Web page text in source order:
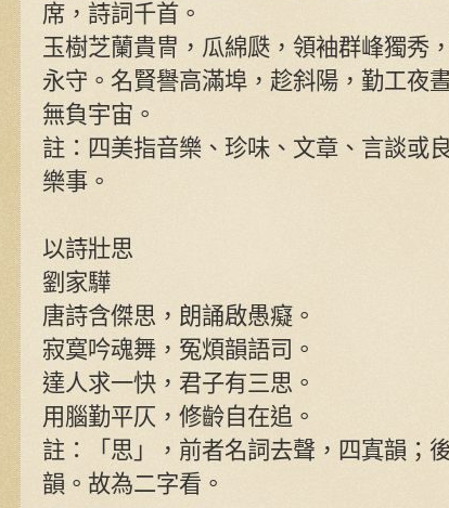
席，詩詞千首。
玉樹芝蘭貴冑，瓜綿瓞，領袖群峰獨秀
永守。名賢譽高滿埠，趁斜陽，勤工夜
無負宇宙。
註：四美指音樂、珍味、文章、言談或
樂事。
以詩壯思
劉家驊
唐詩含傑思，朗誦啟愚癡。
寂寞吟魂舞，冤煩韻語司。
達人求一快，君子有三思。
用腦勤平仄，修齡自在追。
註：「思」，前者名詞去聲，四寘韻；
韻。故為二字看。